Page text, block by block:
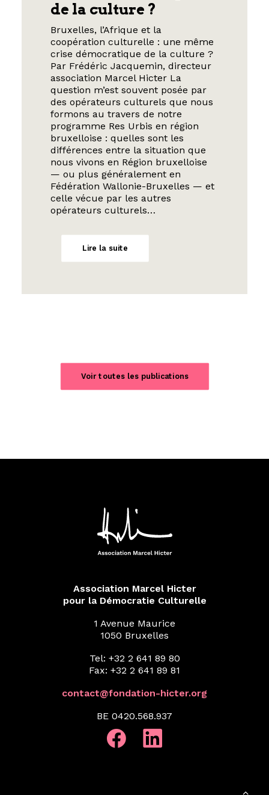
de la culture ?
Bruxelles, l’Afrique et la
coopération culturelle : une même
crise démocratique de la culture ?
Par Frédéric Jacquemin, directeur
association Marcel Hicter La
question m’est souvent posée par
des opérateurs culturels que nous
formons au travers de notre
programme Res Urbis en région
bruxelloise : quelles sont les
différences entre la situation que
nous vivons en Région bruxelloise
— ou plus généralement en
Fédération Wallonie-Bruxelles — et
celle vécue par les autres
opérateurs culturels…
Lire la suite
Voir toutes les publications
Association Marcel Hicter
pour la Démocratie Culturelle
1 Avenue Maurice
1050 Bruxelles
Tel: +32 2 641 89 80
Fax: +32 2 641 89 81
contact@fondation-hicter.org
BE 0420.568.937